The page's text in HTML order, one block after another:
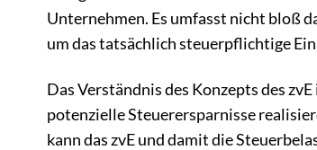
Unternehmen. Es umfasst nicht bloß
um das tatsächlich steuerpflichtige
Das Verständnis des Konzepts des
potenzielle Steuerersparnisse
kann das zvE und damit die